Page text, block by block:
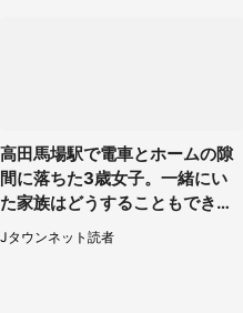
高田馬場駅で電車とホームの隙
間に落ちた3歳女子。一緒にい
た家族はどうすることもできな
くて...（埼玉県・50代女性）
Jタウンネット読者